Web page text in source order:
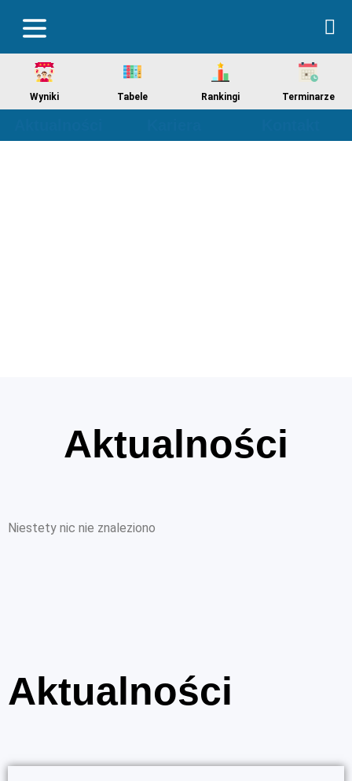
Wyniki Tabele Rankingi Terminarze
Aktualności
Niestety nic nie znaleziono
Aktualności